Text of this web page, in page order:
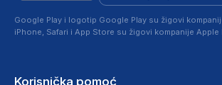
Google Play i logotip Google Play su žigovi
iPhone, Safari i App Store su žigovi kompanije Apple
Korisnička pomoć